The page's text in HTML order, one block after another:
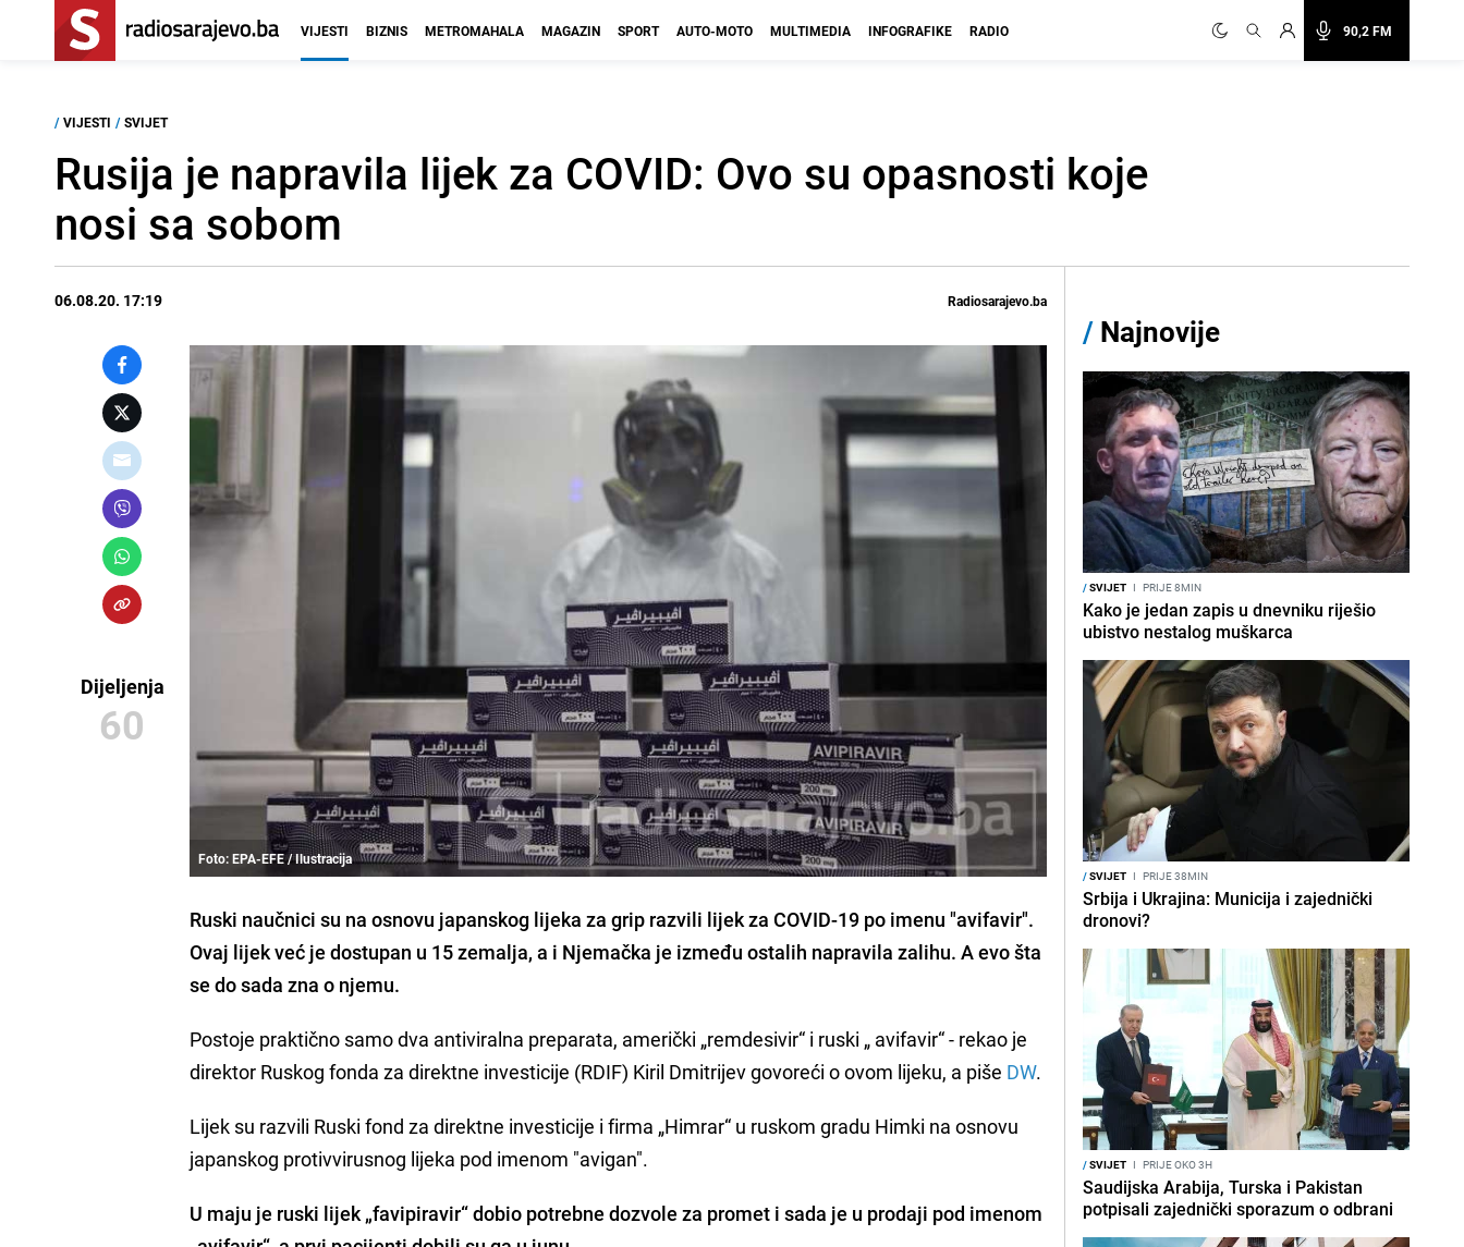
90,2 FM
VIJESTI BIZNIS METROMAHALA MAGAZIN SPORT AUTO-MOTO MULTIMEDIA INFOGRAFIKE RADIO
/ VIJESTI / SVIJET
Rusija je napravila lijek za COVID: Ovo su opasnosti koje
nosi sa sobom
06.08.20. 17:19 Radiosarajevo.ba
Dijeljenja
60
Foto: EPA-EFE / Ilustracija
Ruski naučnici su na osnovu japanskog lijeka za grip razvili lijek za COVID-19 po imenu"avifavir".
Ovaj lijek već je dostupan u 15 zemalja, a i Njemačka je između ostalih napravila zalihu. A evo šta
se do sada zna o njemu.
Postoje praktično samo dva antiviralna preparata, američki „remdesivir“ i ruski „ avifavir“ - rekao je
direktor Ruskog fonda za direktne investicije (RDIF) Kiril Dmitrijev govoreći o ovom lijeku, a piše DW.
Lijek su razvili Ruski fond za direktne investicije i firma „Himrar“ u ruskom gradu Himki na osnovu
japanskog protivvirusnog lijeka pod imenom "avigan".
U maju je ruski lijek „favipiravir“ dobio potrebne dozvole za promet i sada je u prodaji pod imenom
/ Najnovije
/SVIJET I PRIJE 8MIN
Kako je jedan zapis u dnevniku riješio
ubistvo nestalog muškarca
/SVIJET I PRIJE 38MIN
Srbija i Ukrajina: Municija i zajednički
dronovi?
/SVIJET I PRIJE OKO 3H
Saudijska Arabija, Turska i Pakistan
potpisali zajednički sporazum o odbrani